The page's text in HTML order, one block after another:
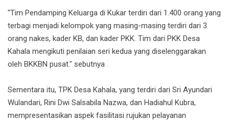
"Tim Pendamping Keluarga di Kukar terdiri dari 1.400 orang yang
terbagi menjadi kelompok yang masing-masing terdiri dari 3
orang nakes, kader KB, dan kader PKK. Tim dari PKK Desa
Kahala mengikuti penilaian seri kedua yang diselenggarakan
oleh BKKBN pusat." sebutnya .
Sementara itu, TPK Desa Kahala, yang terdiri dari Sri Ayundari
Wulandari, Rini Dwi Salsabila Nazwa, dan Hadiahul Kubra,
mempresentasikan aspek fasilitasi rujukan pelayanan